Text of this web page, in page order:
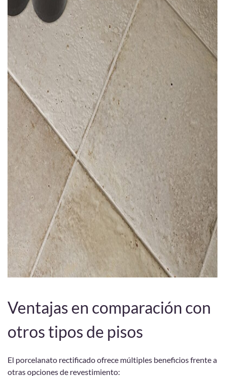
Ventajas en comparación con
otros tipos de pisos
El porcelanato rectificado ofrece múltiples beneficios frente a
otras opciones de revestimiento: